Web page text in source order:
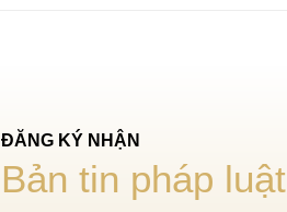
ĐĂNG KÝ NHẬN
Bản tin pháp luật